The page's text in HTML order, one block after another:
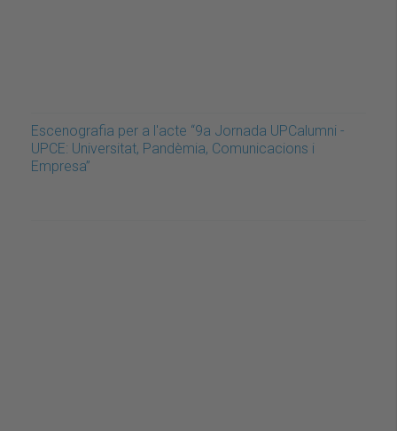
Escenografia per a l'acte “9a Jornada UPCalumni -
UPCE: Universitat, Pandèmia, Comunicacions i
Empresa”